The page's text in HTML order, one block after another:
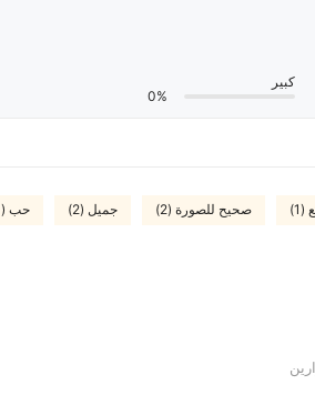
كبير
0%
(1) صحيح للصورة (2) جميل (2) حب (1)